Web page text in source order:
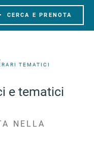
CERCA E PRENOTA
TEMATICI
e tematici
NELLA